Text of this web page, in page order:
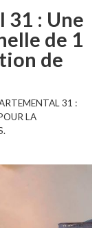
31 : Une
de 1
de
31 :
LA